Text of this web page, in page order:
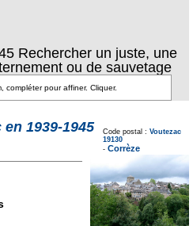
Rechercher un juste, une
ou de sauvetage
en 1939-1945
Code postal : Voutezac
19130
- Corrèze